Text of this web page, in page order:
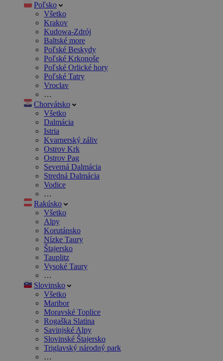
Poľsko
Všetko
Krakov
Kudowa-Zdrój
Baltské more
Poľské Beskydy
Poľské Krkonoše
Poľské Orlické hory
Poľské Tatry
Vroclav
…
Chorvátsko
Všetko
Dalmácia
Istria
Kvarnerský záliv
Ostrov Krk
Ostrov Pag
Severná Dalmácia
Stredná Dalmácia
Vodice
…
Rakúsko
Všetko
Alpy
Korutánsko
Nízke Taury
Štajersko
Tauplitz
Vysoké Taury
…
Slovinsko
Všetko
Maribor
Moravské Toplice
Rogaška Slatina
Savinjské Alpy
Slovinské Štajersko
Triglavský národný park
…